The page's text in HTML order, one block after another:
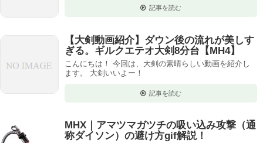
記事を読む
【大剣動画紹介】ダウン後の流れが美しす
ぎる。ギルクエテオ大剣8分台【MH4】
こんにちは！ 今回は、大剣の素晴らしい動画を紹介し
ます。 大剣いいよー！
記事を読む
MHX｜アマツマガツチの吸い込み攻撃（通
称ダイソン）の避け方gif解説！